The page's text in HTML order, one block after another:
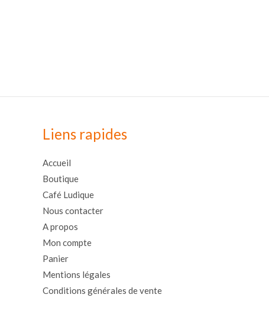
Liens rapides
Accueil
Boutique
Café Ludique
Nous contacter
A propos
Mon compte
Panier
Mentions légales
Conditions générales de vente